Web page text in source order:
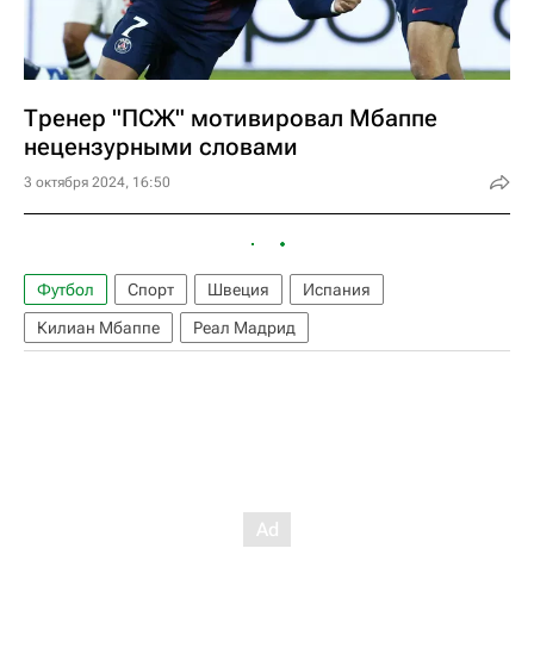
Тренер "ПСЖ" мотивировал Мбаппе
нецензурными словами
3 октября 2024, 16:50
Футбол Спорт Швеция
Испания
Килиан Мбаппе
Реал Мадрид